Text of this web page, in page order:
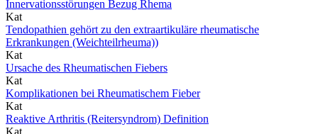
Innervationsstörungen Bezug Rhema
Kat
Tendopathien gehört zu den extraartikuläre rheumatische
Erkrankungen (Weichteilrheuma))
Kat
Ursache des Rheumatischen Fiebers
Kat
Komplikationen bei Rheumatischem Fieber
Kat
Reaktive Arthritis (Reitersyndrom) Definition
Kat